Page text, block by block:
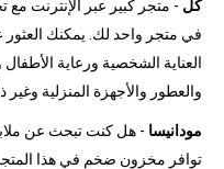
كل - متجر كبير عبر الإنترنت
في متجر واحد لك. يمكنك العثور
العناية الشخصية ورعاية
والعطور والأجهزة المنزلية وغير
مودانيسا - هل كنت تبحث عن
توافر مخزون ضخم في هذا